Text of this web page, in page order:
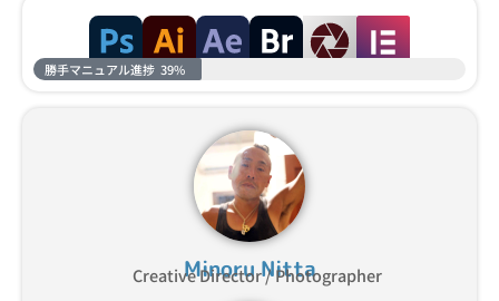
勝手マニュアル進捗 39%
Minoru Nitta
Creative Director / Photographer